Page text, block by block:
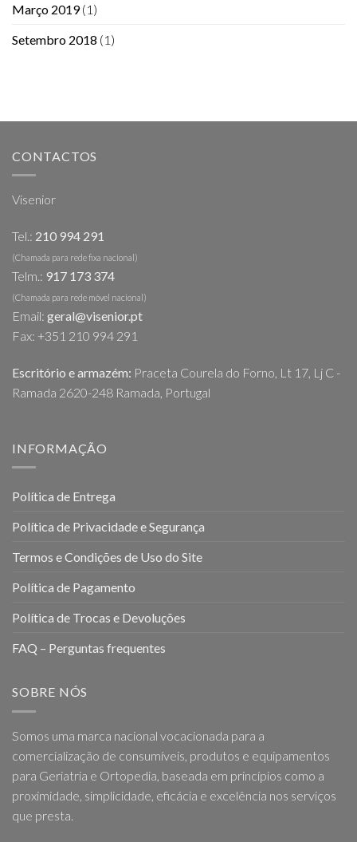
Março 2019(1)
Setembro 2018 (1)
CONTACTOS
Visenior
Tel.: 210 994 291
(Chamada para rede fixa nacional)
Telm.: 917 173 374
(Chamada para rede móvel nacional)
Email: geral@visenior.pt
Fax: +351 210 994 291
Escritório e armazém: Praceta Courela do Forno, Lt 17, Lj C -
Ramada 2620-248 Ramada, Portugal
INFORMAÇÃO
Política de Entrega
Política de Privacidade e Segurança
Termos e Condições de Uso do Site
Política de Pagamento
Política de Trocas e Devoluções
FAQ – Perguntas frequentes
SOBRE NÓS
Somos uma marca nacional vocacionada para a
comercialização de consumíveis, produtos e equipamentos
para Geriatria e Ortopedia, baseada em princípios como a
proximidade, simplicidade, eficácia e excelência nos serviços
que presta.